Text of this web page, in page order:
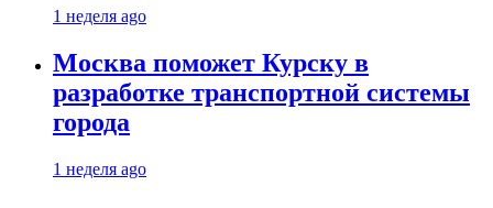
1 неделя ago
Москва поможет Курску в
разработке транспортной системы
города
1 неделя ago